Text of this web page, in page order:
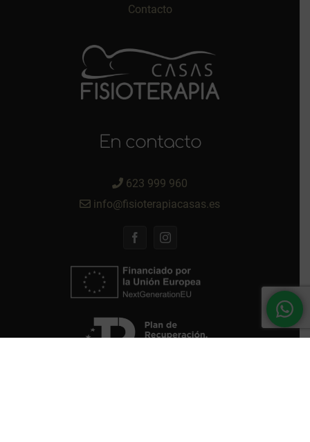
Contacto
En contacto
623 999 960
info@fisioterapiacasas.es